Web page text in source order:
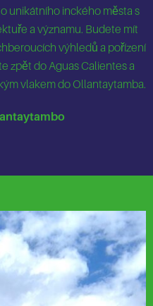
unikátního inckého města s
a významu. Budete mít
výhledů a pořízení
zpět do Aguas Calientes a
vlakem do Ollantaytamba.